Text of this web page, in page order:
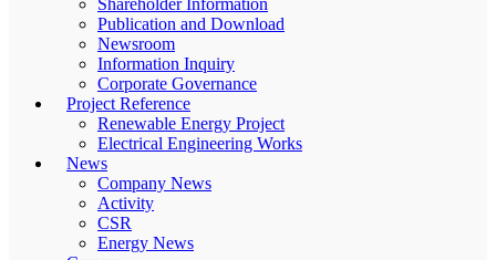
Shareholder Information
Publication and Download
Newsroom
Information Inquiry
Corporate Governance
Project Reference
Renewable Energy Project
Electrical Engineering Works
News
Company News
Activity
CSR
Energy News